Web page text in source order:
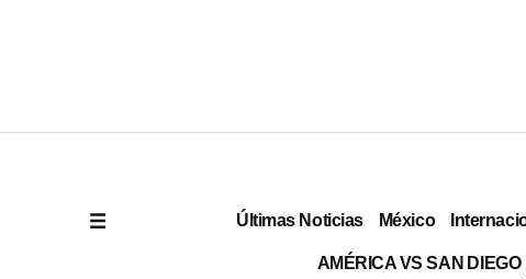
Últimas Noticias México
AMÉRICA VS SAN DIEGO